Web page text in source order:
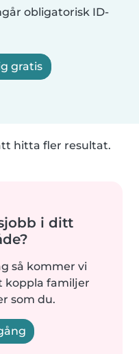
obligatorisk ID-
gratis
hitta fler resultat.
i ditt
så kommer vi
koppla familjer
som du.